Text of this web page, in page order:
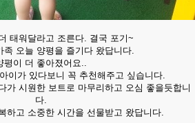
태워달라고 조른다. 결국 포기~
족 오늘 양평을 즐기다 왔답니다.
평이 더 좋아졌어요..
이가 있다보니 꼭 추천해주고 싶습니다.
가 시원한 보트로 마무리하고 오심 좋을듯합니
다.
하고 소중한 시간을 선물받고 왔답니다.